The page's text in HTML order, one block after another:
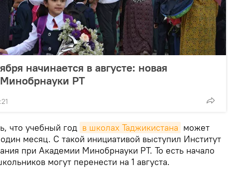
начинается в августе: новая
РТ
что учебный год в школах Таджикистана может
месяц. С такой инициативой выступил Институт
при Академии Минобрнауки РТ. То есть начало
могут перенести на 1 августа.